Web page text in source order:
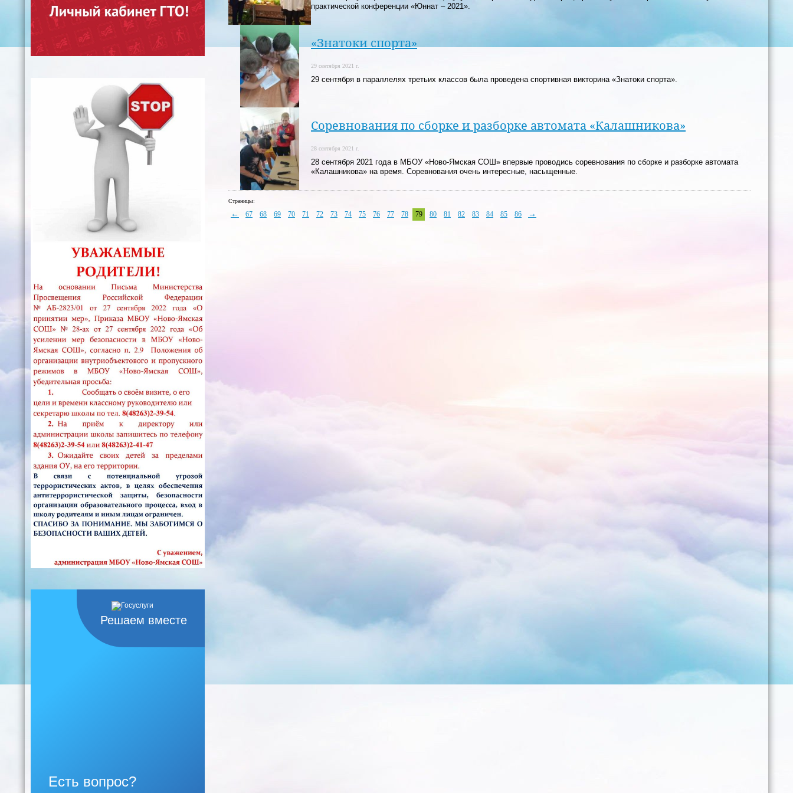
Решаем вместе
Есть вопрос?
практической конференции «Юннат – 2021».
«Знатоки спорта»
29 сентября 2021 г.
29 сентября в параллелях третьих классов была проведена спортивная викторина «Знатоки спорта».
Соревнования по сборке и разборке автомата «Калашникова»
28 сентября 2021 г.
28 сентября 2021 года в МБОУ «Ново-Ямская СОШ» впервые проводись соревнования по сборке и разборке автомата
«Калашникова» на время. Соревнования очень интересные, насыщенные.
Страницы:
← 67 68 69 70 71 72 73 74 75 76 77 78 79 80 81 82 83 84 85 86 →